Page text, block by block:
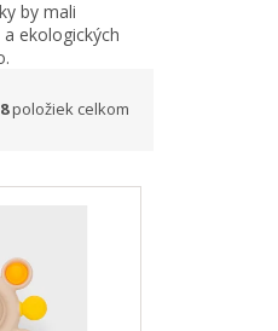
by mali
ekologických
8položiek celkom